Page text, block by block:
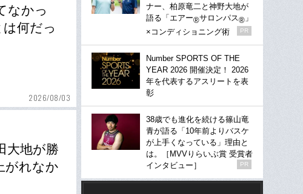
なかっ
何だっ
2026/08/03
大地が勝
がれなか
ナー、柏原竜二と神野大地が
語る「エアー®サロンパス® 」
×コンディショニング術
PR
Number SPORTS OF THE
YEAR 2026 開催決定！ 2026
年を代表するアスリートを表
彰
38歳でも進化を続ける篠山竜
青が語る「10年前よりバスケ
が上手くなっている」理由と
は。［MVVりらいぶ賞 受賞者
インタビュー］
PR